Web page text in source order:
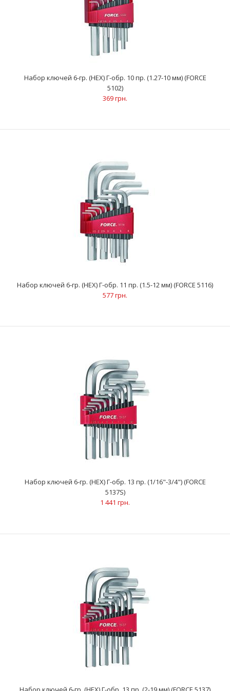
Набор ключей 6-гр. (HEX) Г-обр. 10 пр. (1.27-10 мм) (FORCE 5102)
Ключи 6-гранные (HEX) Г-образные (10 шт): 1.27; 1.5; 2; 2.5; 3; 4;
5; 6; 8; 10 ммАртикул: ..
Набор ключей 6-гр. (HEX) Г-обр. 11 пр. (1.5-12 мм) (FORCE 5116)
577 грн.
Ключи 6-гранные (HEX) Г-образные (11 шт): 1.5; 2; 2.5; 3; 4; 5; 6; 7;
Набор ключей 6-гр. (HEX) Г-обр. 13 пр. (1/16"-3/4") (FORCE 5137S)
1 441 грн.
Набор ключей 6-гр. (HEX) Г-обр. 10 пр. (1.27-10 мм) (FORCE
5102)
369 грн.
Набор ключей 6-гр. (HEX) Г-обр. 11 пр. (1.5-12 мм) (FORCE 5116)
577 грн.
Набор ключей 6-гр. (HEX) Г-обр. 13 пр. (1/16"-3/4") (FORCE
5137S)
1 441 грн.